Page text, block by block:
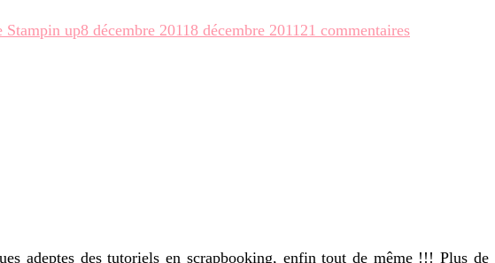
Stampin up8 décembre 20118 décembre 201121 commentairessur
adeptes des tutoriels en scrapbooking, enfin tout de même !!! Plus